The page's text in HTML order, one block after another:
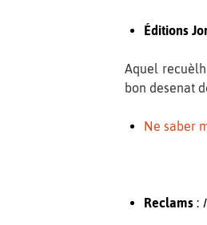
Éditions
Aquel
bon desenat
Ne saber
Reclams :